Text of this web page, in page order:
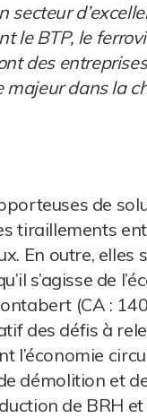
secteur
le BTP, le
des entreprises
dans la
de
tiraillements
En outre, elles
s’agisse de
(CA :
des défis à
l’économie
démolition et
de BRH